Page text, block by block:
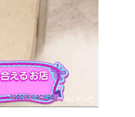
©️ABCテレビ